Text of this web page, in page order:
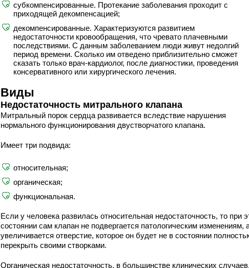
субкомпенсированные. Протекание заболевания проходит с
приходящей декомпенсацией;
декомпенсированные. Характеризуются развитием
недостаточности кровообращения, что чревато плачевными
последствиями. С данным заболеванием люди живут недолгий
период времени. Сколько им отведено приблизительно сможет
сказать только врач-кардиолог, после диагностики, проведения
консервативного или хирургического лечения.
Виды
Недостаточность митрального клапана
Митральный порок сердца развивается вследствие нарушения
нормального функционирования двустворчатого клапана.
Имеет три подвида:
относительная;
органическая;
функциональная.
Если у человека развилась относительная недостаточность, то при
состоянии сам клапан не подвергается патологическим изменениям,
увеличивается отверстие, которое он будет не в состоянии
перекрыть своими створками.
Органическая недостаточность, в большинстве клинических